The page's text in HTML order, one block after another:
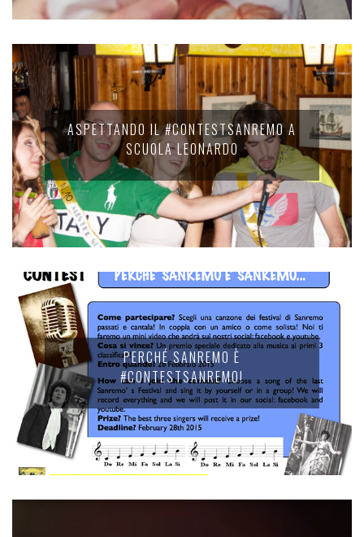
ASPETTANDO IL #CONTESTSANREMO A
SCUOLA LEONARDO
PERCHÉ SANREMO È
#CONTESTSANREMO!